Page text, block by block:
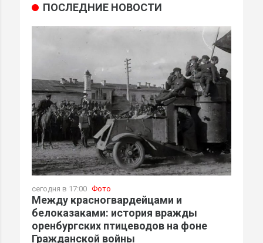
ПОСЛЕДНИЕ НОВОСТИ
сегодня в 17:00 Фото
Между красногвардейцами и
белоказаками: история вражды
оренбургских птицеводов на фоне
Гражданской войны